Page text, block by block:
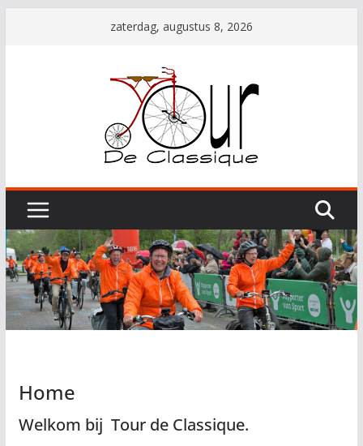
zaterdag, augustus 8, 2026
Home
Welkom bij Tour de Classique.